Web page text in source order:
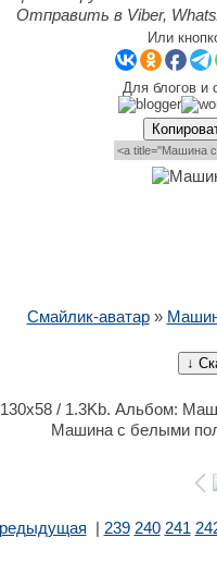
Отправить в Viber,
Или
Для блогов и
Смайлик-аватар»
↓
/ 1.3Kb. Альбом:
Машина с белыми
239 240 241